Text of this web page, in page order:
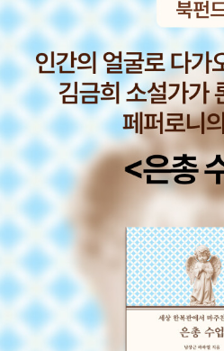
수께끼 동시》, 《시골에서 살림 짓는 즐
썼다. blog.naver.com/hbooklove